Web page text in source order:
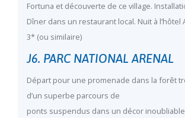
Fortuna et découverte de ce village.
Dîner dans un restaurant local. Nuit à l’hôtel
3* (ou similaire)
J6. PARC NATIONAL ARENAL
Départ pour une promenade dans la forêt
d’un superbe parcours de
ponts suspendus dans un décor